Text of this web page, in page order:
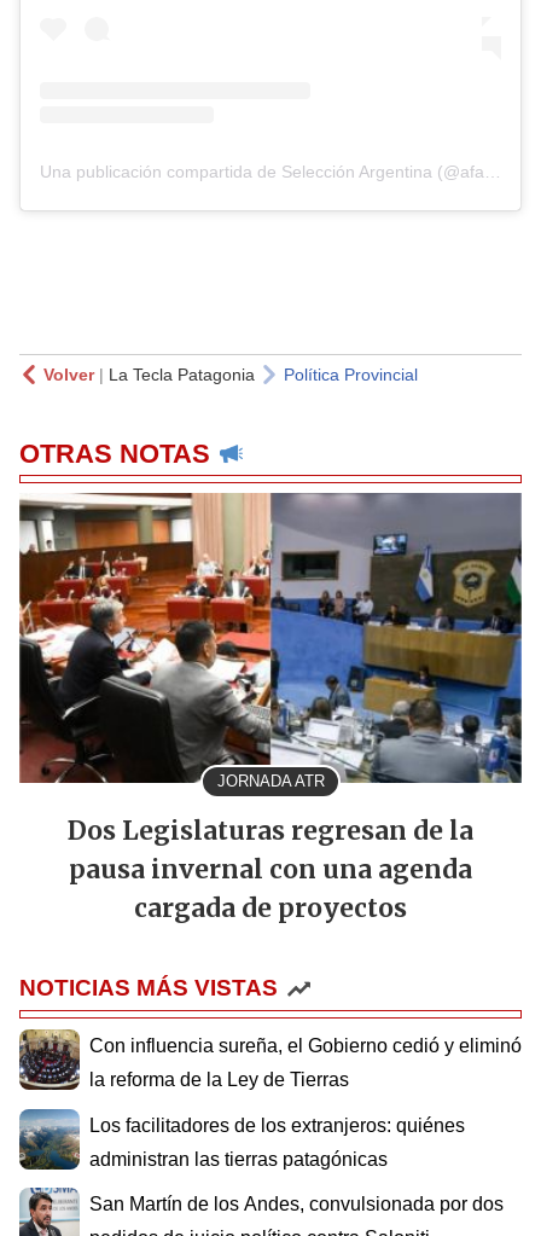
Una publicación compartida de Selección Argentina (@afaseleccion)
Volver| La Tecla Patagonia Política Provincial
OTRAS NOTAS
JORNADA ATR
Dos Legislaturas regresan de la
pausa invernal con una agenda
cargada de proyectos
NOTICIAS MÁS VISTAS
Con influencia sureña, el Gobierno cedió y eliminó
la reforma de la Ley de Tierras
Los facilitadores de los extranjeros: quiénes
administran las tierras patagónicas
San Martín de los Andes, convulsionada por dos